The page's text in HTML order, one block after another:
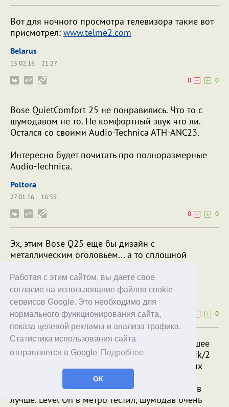
Работая с этим сайтом, вы даете свое
согласие на использование файлов cookie
сервисов Google. Это необходимо для
нормального функционирования сайта,
показа целевой рекламы и анализа трафика.
Статистика использования сайта
отправляется в Google
Подробнее
ОК
Вот для ночного просмотра телевизора такие вот
присмотрел: www.telme2.com
Belarus
15.02.16
21:27
0
0
Bose QuietComfort 25 не понравились. Что то с
шумодавом не то. Не комфортный звук что ли.
Остался со своими Audio-Technica ATH-ANC23.
Интересно будет почитать про полноразмерные
Audio-Technica.
Poltora
27.01.16
16:59
0
0
Эх, этим Bose Q25 еще бы дизайн с
металлическим оголовьем... а то сплошной
12:46
0
Да уж, про рекламный лозунг про "самое лучшее
шумоподавление" QC25 позабавил. У Parrot Zik/2
шумодав самый хороший по мнению знающих
людей, звук спорный, многим первая версия
нравится больше второй, но у второй шумодав
лучше. Level On в метро тестил, шумодав очень